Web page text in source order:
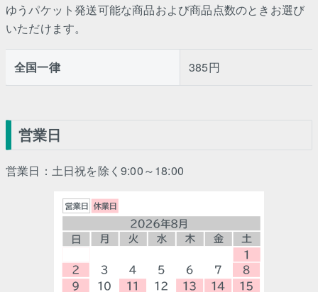
ゆうパケット発送可能な商品および商品点数のときお選び
いただけます。
全国一律 385円
営業日
営業日：土日祝を除く9:00～18:00